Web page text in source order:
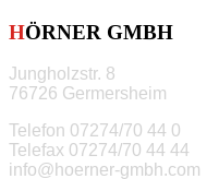
HÖRNER GMBH
Jungholzstr. 8
76726 Germersheim
Telefon 07274/70 44 0
Telefax 07274/70 44 44
info@hoerner-gmbh.com